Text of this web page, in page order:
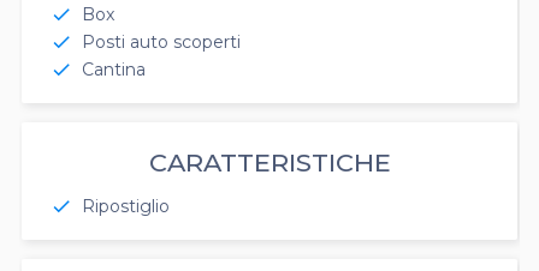
check
Box
check
Posti auto scoperti
check
Cantina
CARATTERISTICHE
check Ripostiglio